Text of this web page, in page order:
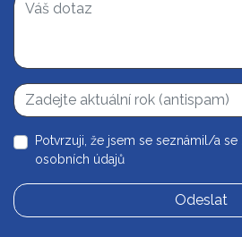
Potvrzuji, že jsem se seznámil/a se
osobních údajů
Odeslat